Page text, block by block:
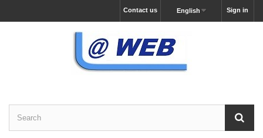
Sign in
English
Contact us